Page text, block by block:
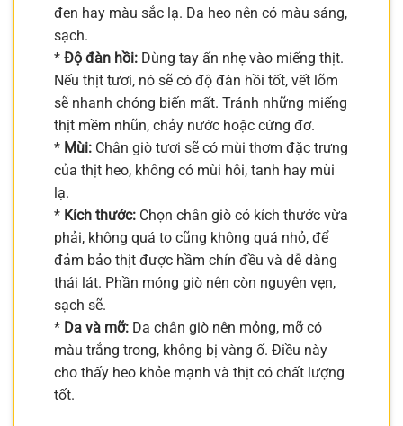
đen hay màu sắc lạ. Da heo nên có màu sáng,
sạch.
* Độ đàn hồi: Dùng tay ấn nhẹ vào miếng thịt.
Nếu thịt tươi, nó sẽ có độ đàn hồi tốt, vết lõm
sẽ nhanh chóng biến mất. Tránh những miếng
thịt mềm nhũn, chảy nước hoặc cứng đơ.
* Mùi: Chân giò tươi sẽ có mùi thơm đặc trưng
của thịt heo, không có mùi hôi, tanh hay mùi
lạ.
* Kích thước: Chọn chân giò có kích thước vừa
phải, không quá to cũng không quá nhỏ, để
đảm bảo thịt được hầm chín đều và dễ dàng
thái lát. Phần móng giò nên còn nguyên vẹn,
sạch sẽ.
* Da và mỡ: Da chân giò nên mỏng, mỡ có
màu trắng trong, không bị vàng ố. Điều này
cho thấy heo khỏe mạnh và thịt có chất lượng
tốt.